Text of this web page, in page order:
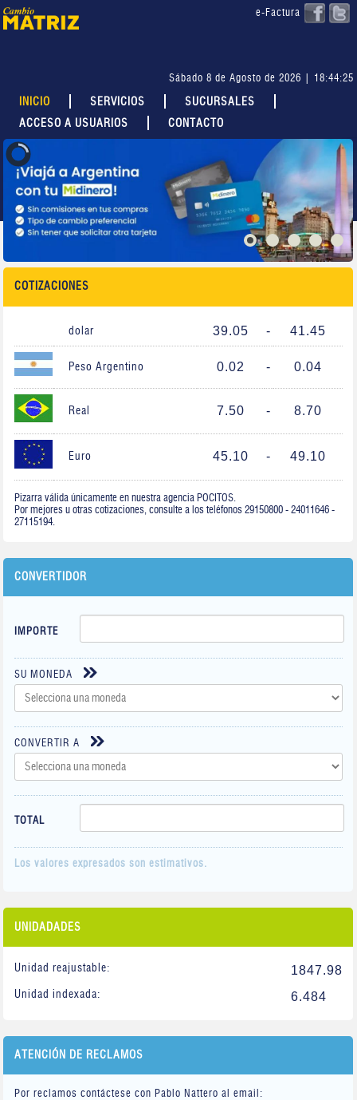
e-Factura
Sábado 8 de Agosto de 2026 | 18:44:25
INICIO SERVICIOS
SUCURSALES
ACCESO A USUARIOS
CONTACTO
COTIZACIONES
dolar 39.05 - 41.45
Peso Argentino 0.02 - 0.04
Real 7.50 - 8.70
Euro 45.10 - 49.10
Pizarra válida únicamente en nuestra agencia POCITOS.
Por mejores u otras cotizaciones, consulte a los teléfonos 29150800 - 24011646 -
27115194.
CONVERTIDOR
IMPORTE
SU MONEDA
CONVERTIR A
TOTAL
Los valores expresados son estimativos.
UNIDADADES
Unidad reajustable: 1847.98
Unidad indexada: 6.484
ATENCIÓN DE RECLAMOS
Por reclamos contáctese con Pablo Nattero al email: